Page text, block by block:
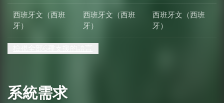
西班牙文（西班
牙）
西班牙文（西班
牙）
西班牙文（西班
牙）
系統需求